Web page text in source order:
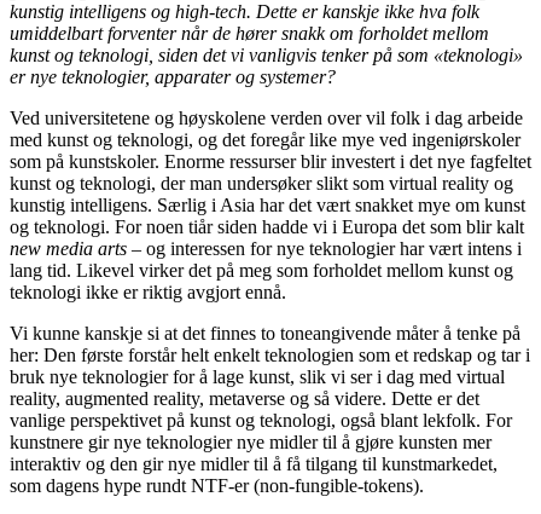
kunstig intelligens og high-tech. Dette er kanskje ikke hva folk
umiddelbart forventer når de hører snakk om forholdet mellom
kunst og teknologi, siden det vi vanligvis tenker på som «teknologi»
er nye teknologier, apparater og systemer?
Ved universitetene og høyskolene verden over vil folk i dag arbeide
med kunst og teknologi, og det foregår like mye ved ingeniørskoler
som på kunstskoler. Enorme ressurser blir investert i det nye fagfeltet
kunst og teknologi, der man undersøker slikt som virtual reality og
kunstig intelligens. Særlig i Asia har det vært snakket mye om kunst
og teknologi. For noen tiår siden hadde vi i Europa det som blir kalt
new media arts – og interessen for nye teknologier har vært intens i
lang tid. Likevel virker det på meg som forholdet mellom kunst og
teknologi ikke er riktig avgjort ennå.
Vi kunne kanskje si at det finnes to toneangivende måter å tenke på
her: Den første forstår helt enkelt teknologien som et redskap og tar i
bruk nye teknologier for å lage kunst, slik vi ser i dag med virtual
reality, augmented reality, metaverse og så videre. Dette er det
vanlige perspektivet på kunst og teknologi, også blant lekfolk. For
kunstnere gir nye teknologier nye midler til å gjøre kunsten mer
interaktiv og den gir nye midler til å få tilgang til kunstmarkedet,
som dagens hype rundt NTF-er (non-fungible-tokens).